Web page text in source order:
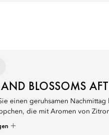
AND BLOSSOMS
einen geruhsamen
die mit Aromen von